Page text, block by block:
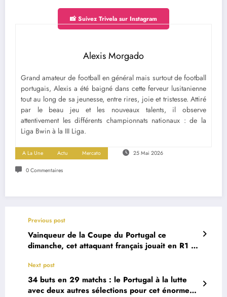
📸 Suivez Trivela sur Instagram
Alexis Morgado
Grand amateur de football en général mais surtout de football
portugais, Alexis a été baigné dans cette ferveur lusitanienne
tout au long de sa jeunesse, entre rires, joie et tristesse. Attiré
par le beau jeu et les nouveaux talents, il observe
attentivement les différents championnats nationaux : de la
Liga Bwin à la III Liga.
A La Une Actu Mercato 25 Mai 2026
0 Commentaires
Previous post
Vainqueur de la Coupe du Portugal ce
dimanche, cet attaquant français jouait en R1 il
Next post
34 buts en 29 matchs : le Portugal à la lutte
avec deux autres sélections pour cet énorme